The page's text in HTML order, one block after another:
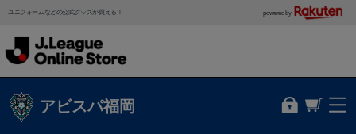
ユニフォームなどの公式グッズが買える！ powered by
アビスパ福岡